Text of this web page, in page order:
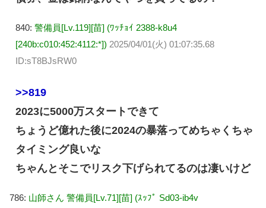
840: 警備員[Lv.119][苗] (ﾜｯﾁｮｲ 2388-k8u4
[240b:c010:452:4112:*]) 2025/04/01(火) 01:07:35.68
ID:sT8BJsRW0
>>819
2023に5000万スタートできて
ちょうど億れた後に2024の暴落ってめちゃくちゃ
タイミング良いな
ちゃんとそこでリスク下げられてるのは凄いけど
786: 山師さん 警備員[Lv.71][苗] (ｽｯﾌﾟ Sd03-ib4v